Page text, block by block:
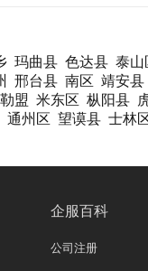
玛曲县 色达县 泰山
邢台县 南区 靖安县
盟 米东区 枞阳县
通州区 望谟县 士林
企服百科
公司注册